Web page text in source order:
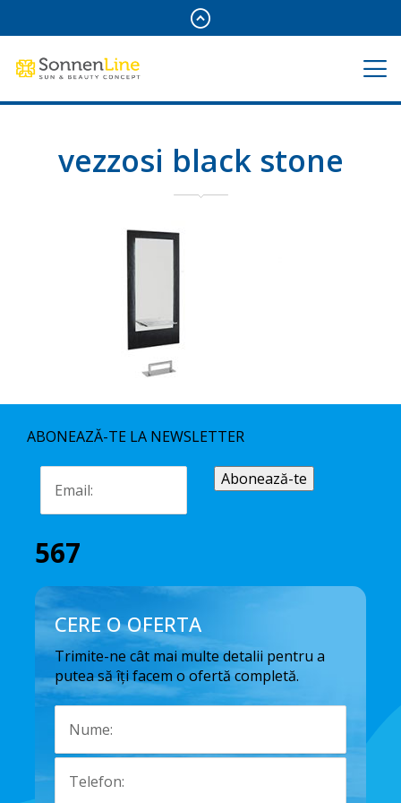
vezzosi black stone
ABONEAZĂ-TE LA NEWSLETTER
567
CERE O OFERTA
Trimite-ne cât mai multe detalii pentru a
putea să îți facem o ofertă completă.